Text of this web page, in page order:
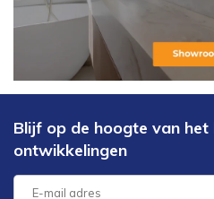
Blijf op de hoogte van
ontwikkelingen